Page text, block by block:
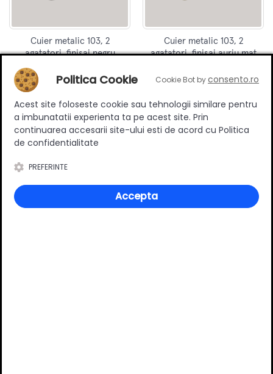
Cuier metalic 103, 2
agatatori, finisaj negru
Cuier metalic 103, 2
agatatori, finisaj auriu mat
Specificatii
Politica Cookie Cookie Bot byconsento.ro
Acest site foloseste cookie sau tehnologii similare pentru
a imbunatatii experienta ta pe acest site. Prin
continuarea accesarii site-ului esti de acord cu Politica
de confidentialitate
PREFERINTE
Accepta